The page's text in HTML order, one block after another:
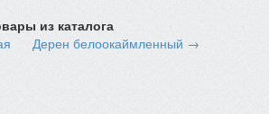
из каталога
Дерен белоокаймленный →